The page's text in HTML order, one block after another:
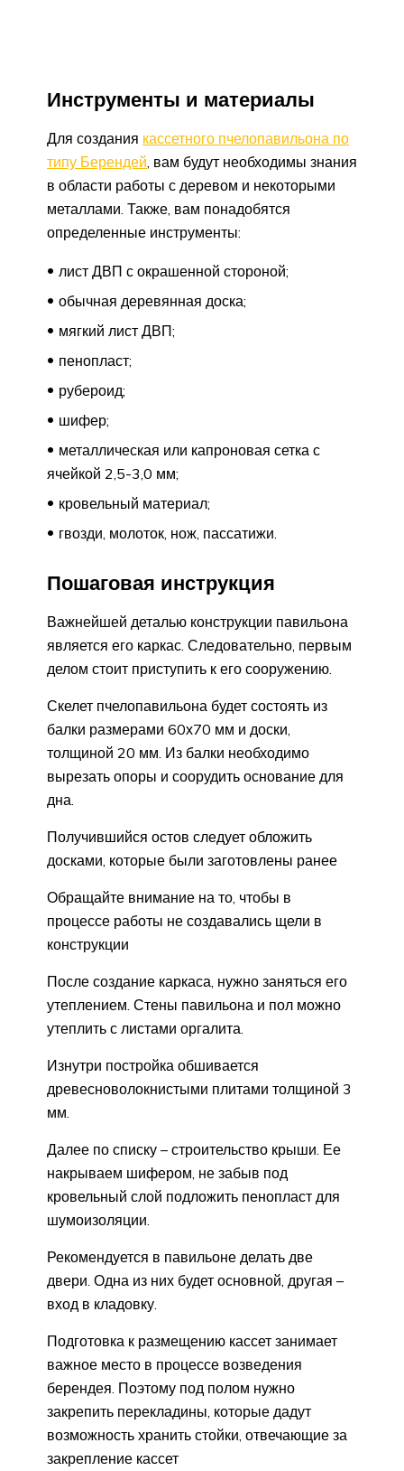
Инструменты и материалы
Для создания кассетного пчелопавильона по
типу Берендей, вам будут необходимы знания
в области работы с деревом и некоторыми
металлами. Также, вам понадобятся
определенные инструменты:
лист ДВП с окрашенной стороной;
обычная деревянная доска;
мягкий лист ДВП;
пенопласт;
рубероид;
шифер;
металлическая или капроновая сетка с
ячейкой 2,5-3,0 мм;
кровельный материал;
гвозди, молоток, нож, пассатижи.
Пошаговая инструкция
Важнейшей деталью конструкции павильона
является его каркас. Следовательно, первым
делом стоит приступить к его сооружению.
Скелет пчелопавильона будет состоять из
балки размерами 60х70 мм и доски,
толщиной 20 мм. Из балки необходимо
вырезать опоры и соорудить основание для
дна.
Получившийся остов следует обложить
досками, которые были заготовлены ранее
Обращайте внимание на то, чтобы в
процессе работы не создавались щели в
конструкции
После создание каркаса, нужно заняться его
утеплением. Стены павильона и пол можно
утеплить с листами оргалита.
Изнутри постройка обшивается
древесноволокнистыми плитами толщиной 3
мм.
Далее по списку – строительство крыши. Ее
накрываем шифером, не забыв под
кровельный слой подложить пенопласт для
шумоизоляции.
Рекомендуется в павильоне делать две
двери. Одна из них будет основной, другая –
вход в кладовку.
Подготовка к размещению кассет занимает
важное место в процессе возведения
берендея. Поэтому под полом нужно
закрепить перекладины, которые дадут
возможность хранить стойки, отвечающие за
закрепление кассет